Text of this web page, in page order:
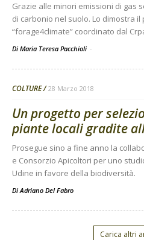
Grazie alle minori emissioni di gas
di carbonio nel suolo. Lo dimostra
“forage4climate” coordinato dal
Di Maria Teresa Pacchioli -
COLTURE 28 Marzo 2018
Un progetto per
piante locali gradite
Prosegue sino a fine anno la
e Consorzio Apicoltori per uno
Udine in favore della biodiversità.
DiAdriano Del Fabro
Carica altri